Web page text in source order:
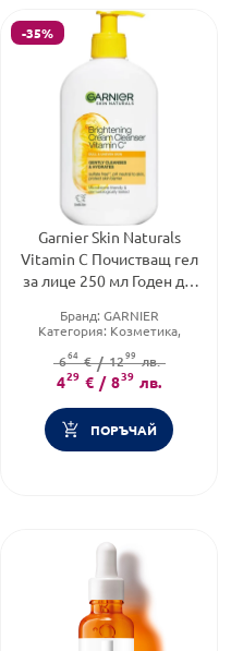
-35%
Garnier Skin Naturals
Vitamin C Почистващ гел
за лице 250 мл Годен до:
Бранд: GARNIER
Категория: Козметика,
Продуктова линия:VITAMIN C
664€ / 1299лв.
429 € / 839 лв.
ПОРЪЧАЙ